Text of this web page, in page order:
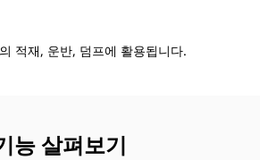
적재, 운반, 덤프에 활용됩니다.
능 살펴보기